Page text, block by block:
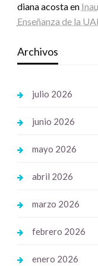
diana acostaen
Enseñanza de la
Archivos
julio 2026
junio 2026
mayo 2026
abril 2026
marzo 2026
febrero 2026
enero 2026